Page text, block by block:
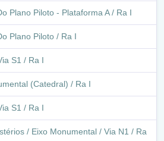
/ Itapoã / Ra Xxviii
/ Ra Xxviii
/ Itapoã / Ra Xxviii
/ Ra Xxviii
Lago I / Condomíneio Del Lago Ii /
Plano Piloto - Plataforma A / Ra I
Plano Piloto / Ra I
S1 / Ra I
(Catedral) / Ra I
S1 / Ra I
/ Eixo Monumental / Via N1 / Ra